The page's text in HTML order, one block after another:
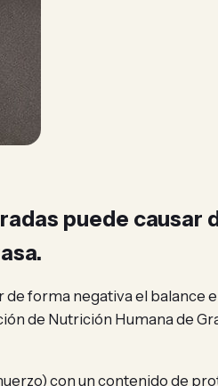
puede causar
forma negativa el balance
de Nutrición Humana de
con un contenido de